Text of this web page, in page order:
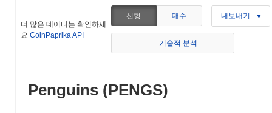
더 많은 데이터는 확인하세
요 CoinPaprika API
선형 대수 내보내기
기술적 분석
Penguins (PENGS)